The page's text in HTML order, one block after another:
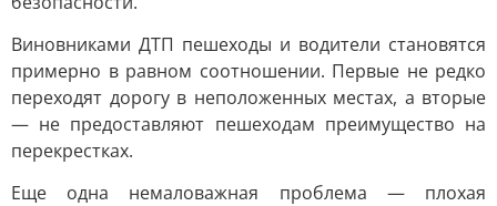
Виновниками ДТП пешеходы и водители становятся
примерно в равном соотношении. Первые не редко
переходят дорогу в неположенных местах, а вторые
— не предоставляют пешеходам преимущество на
перекрестках.
Еще одна немаловажная проблема — плохая